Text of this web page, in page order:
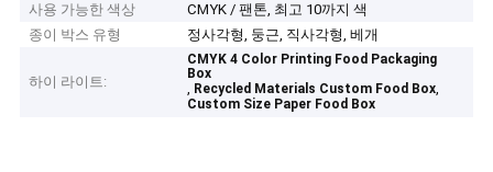
사용 가능한 색상
CMYK / 팬톤, 최고 10까지 색
종이 박스 유형
정사각형, 둥근, 직사각형, 베개
하이 라이트:
CMYK 4 Color Printing Food Packaging
Box
, Recycled Materials Custom Food Box,
Custom Size Paper Food Box